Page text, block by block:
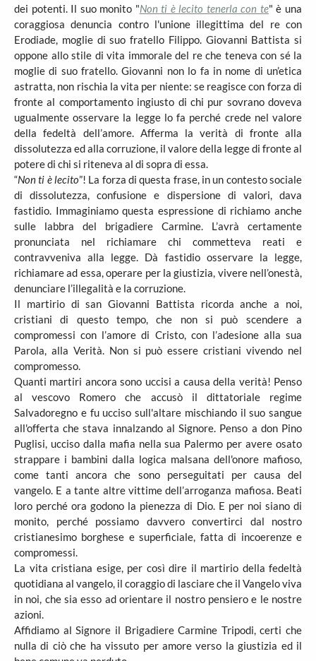
dei potenti. Il suo monito "Non ti è lecito tenerla con te" è una
coraggiosa denuncia contro l'unione illegittima del re con
Erodiade, moglie di suo fratello Filippo. Giovanni Battista si
oppone allo stile di vita immorale del re che teneva con sé la
moglie di suo fratello. Giovanni non lo fa in nome di un’etica
astratta, non rischia la vita per niente: se reagisce con forza di
fronte al comportamento ingiusto di chi pur sovrano doveva
ugualmente osservare la legge lo fa perché crede nel valore
della fedeltà dell’amore. Afferma la verità di fronte alla
dissolutezza ed alla corruzione, il valore della legge di fronte al
potere di chi si riteneva al di sopra di essa.
“Non ti è lecito”! La forza di questa frase, in un contesto sociale
di dissolutezza, confusione e dispersione di valori, dava
fastidio. Immaginiamo questa espressione di richiamo anche
sulle labbra del brigadiere Carmine. L’avrà certamente
pronunciata nel richiamare chi commetteva reati e
contravveniva alla legge. Dà fastidio osservare la legge,
richiamare ad essa, operare per la giustizia, vivere nell’onestà,
denunciare l’illegalità e la corruzione.
Il martirio di san Giovanni Battista ricorda anche a noi,
cristiani di questo tempo, che non si può scendere a
compromessi con l’amore di Cristo, con l’adesione alla sua
Parola, alla Verità. Non si può essere cristiani vivendo nel
compromesso.
Quanti martiri ancora sono uccisi a causa della verità! Penso
al vescovo Romero che accusò il dittatoriale regime
Salvadoregno e fu ucciso sull'altare mischiando il suo sangue
all'offerta che stava innalzando al Signore. Penso a don Pino
Puglisi, ucciso dalla mafia nella sua Palermo per avere osato
strappare i bambini dalla logica malsana dell'onore mafioso,
come tanti ancora che sono perseguitati per causa del
vangelo. E a tante altre vittime dell’arroganza mafiosa. Beati
loro perché ora godono la pienezza di Dio. E per noi siano di
monito, perché possiamo davvero convertirci dal nostro
cristianesimo borghese e superficiale, fatta di incoerenze e
compromessi.
La vita cristiana esige, per così dire il martirio della fedeltà
quotidiana al vangelo, il coraggio di lasciare che il Vangelo viva
in noi, che sia esso ad orientare il nostro pensiero e le nostre
azioni.
Affidiamo al Signore il Brigadiere Carmine Tripodi, certi che
nulla di ciò che ha vissuto per amore verso la giustizia ed il